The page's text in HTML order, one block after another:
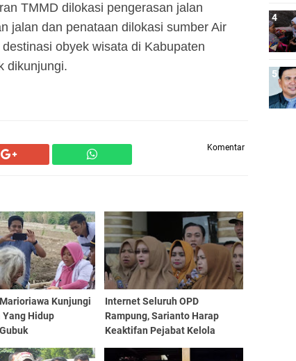
TMMD dilokasi pengerasan jalan
jalan dan penataan dilokasi sumber Air
obyek wisata di Kabupaten
dikunjungi.
Komentar
Kunjungi
Yang Hidup
Internet Seluruh OPD
Rampung, Sarianto Harap
Keaktifan Pejabat Kelola